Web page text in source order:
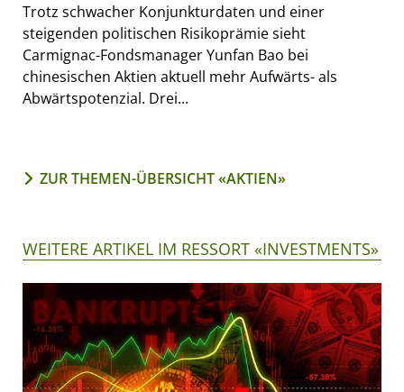
Trotz schwacher Konjunkturdaten und einer
steigenden politischen Risikoprämie sieht
Carmignac-Fondsmanager Yunfan Bao bei
chinesischen Aktien aktuell mehr Aufwärts- als
Abwärtspotenzial. Drei...
ZUR THEMEN-ÜBERSICHT «AKTIEN»
WEITERE ARTIKEL IM RESSORT «INVESTMENTS»